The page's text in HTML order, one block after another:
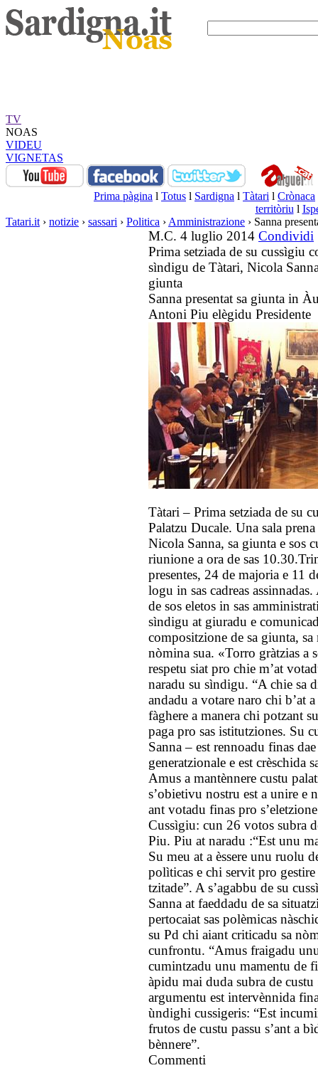
TV
NOAS
VIDEU
VIGNETAS
Prima pàgina l Totus l Sardigna l Tàtari l Crònaca
territòriu l
Tatari.it › notizie › sassari › Politica › Amministrazione › Sanna
M.C. 4 luglio 2014 Condividi
Prima setziada de su cussìgiu
sìndigu de Tàtari, Nicola
giunta
Sanna presentat sa giunta in
Antoni Piu elègidu Presidente
Tàtari – Prima setziada de su
Palatzu Ducale. Una sala
Nicola Sanna, sa giunta e sos
riunione a ora de sas
presentes, 24 de majoria e 11
logu in sas cadreas
de sos eletos in sas
sìndigu at giuradu e
compositzione de sa giunta, sa
nòmina sua. «Torro gràtzias a
respetu siat pro chie m’at
naradu su sìndigu. “A chie sa
andadu a votare naro chi b’at
fàghere a manera chi potzant
paga pro sas istitutziones. Su
Sanna – est rennoadu finas
generatzionale e est crèschida
Amus a mantènnere custu
s’obietivu nostru est a unire e
ant votadu finas pro
Cussìgiu: cun 26 votos subra
Piu. Piu at naradu :“Est unu
Su meu at a èssere unu ruolu
polìticas e chi servit pro
tzitade”. A s’agabbu de su
Sanna at faeddadu de sa
pertocaiat sas polèmicas
su Pd chi aiant criticadu sa
cunfrontu. “Amus fraigadu
cumintzadu unu mamentu de
àpidu mai duda subra de
argumentu est intervènnida
ùndighi cussigeris: “Est
frutos de custu passu s’ant a
bènnere”.
Commenti